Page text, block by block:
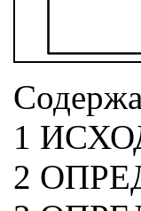
1
2